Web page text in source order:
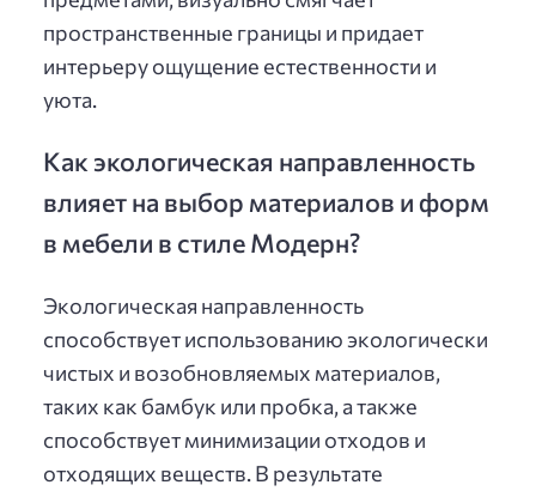
пространственные границы и придает
интерьеру ощущение естественности и
уюта.
Как экологическая направленность
влияет на выбор материалов и форм
в мебели в стиле Модерн?
Экологическая направленность
способствует использованию экологически
чистых и возобновляемых материалов,
таких как бамбук или пробка, а также
способствует минимизации отходов и
отходящих веществ. В результате